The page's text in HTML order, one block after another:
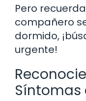
Pero
compañero
dormido,
urgente!
Síntomas